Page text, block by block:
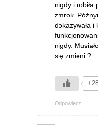
nigdy i robiła
zmrok.
dokazywała i
nigdy.
się zmieni ?
+28
Odpowiedz